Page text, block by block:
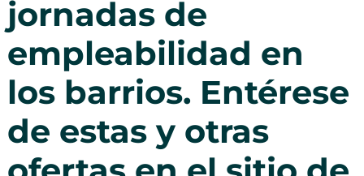
jornadas de
empleabilidad en
los barrios. Entérese
de estas y otras